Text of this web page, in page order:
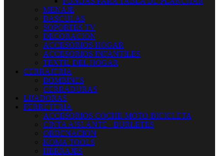
MENAJE
BASCULAS
SOPORTES TV
DECORACION
ACCESORIOS HOGAR
ACCESORIOS INFANTILES
TEXTIL DEL HOGAR
CERRAJERIA
BOMBINES
CERRADURAS
LIJADORAS
FERRETERIA
ACCESORIOS COCHE-MOTO-BICICLETA
CINTA AISLANTE - BURLETES
ORDENACION
KOMA TOOLS
HERRAJES